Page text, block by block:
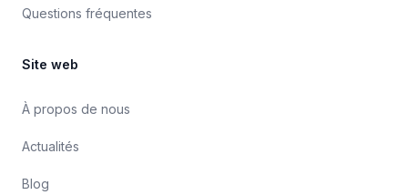
Questions fréquentes
Site web
À propos de nous
Actualités
Blog